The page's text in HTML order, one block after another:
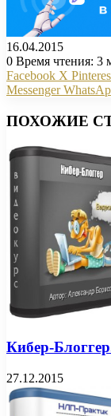
16.04.2015
0 Время чтения: 3
Facebook X
Messenger
ПОХОЖИЕ
Кибер-
27.12.2015